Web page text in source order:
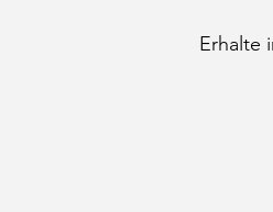
Erhalte